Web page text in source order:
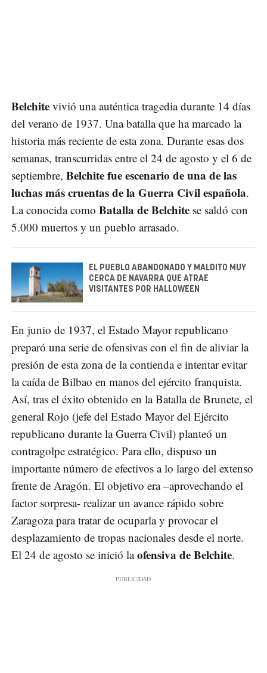
Belchite vivió una auténtica tragedia durante 14 días
del verano de 1937. Una batalla que ha marcado la
historia más reciente de esta zona. Durante esas dos
semanas, transcurridas entre el 24 de agosto y el 6 de
septiembre, Belchite fue escenario de una de las
luchas más cruentas de la Guerra Civil española.
La conocida como Batalla de Belchite se saldó con
5.000 muertos y un pueblo arrasado.
EL PUEBLO ABANDONADO Y MALDITO MUY
CERCA DE NAVARRA QUE ATRAE
VISITANTES POR HALLOWEEN
En junio de 1937, el Estado Mayor republicano
preparó una serie de ofensivas con el fin de aliviar la
presión de esta zona de la contienda e intentar evitar
la caída de Bilbao en manos del ejército franquista.
Así, tras el éxito obtenido en la Batalla de Brunete, el
general Rojo (jefe del Estado Mayor del Ejército
republicano durante la Guerra Civil) planteó un
contragolpe estratégico. Para ello, dispuso un
importante número de efectivos a lo largo del extenso
frente de Aragón. El objetivo era –aprovechando el
factor sorpresa- realizar un avance rápido sobre
Zaragoza para tratar de ocuparla y provocar el
desplazamiento de tropas nacionales desde el norte.
El 24 de agosto se inició laofensiva de Belchite.